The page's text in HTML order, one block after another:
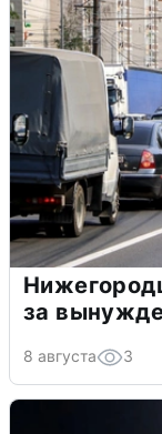
за
8 августа 3